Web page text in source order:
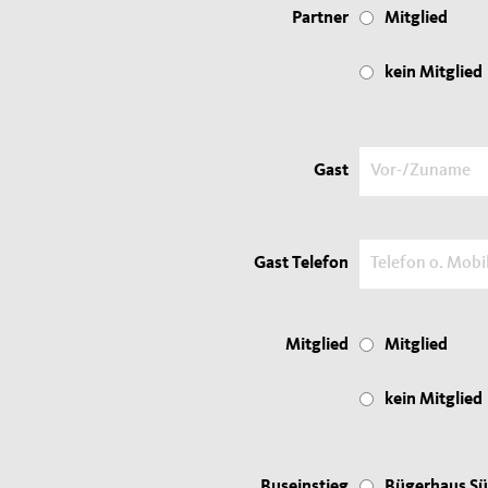
Partner Mitglied
kein Mitglied
Gast
Gast Telefon
Mitglied Mitglied
kein Mitglied